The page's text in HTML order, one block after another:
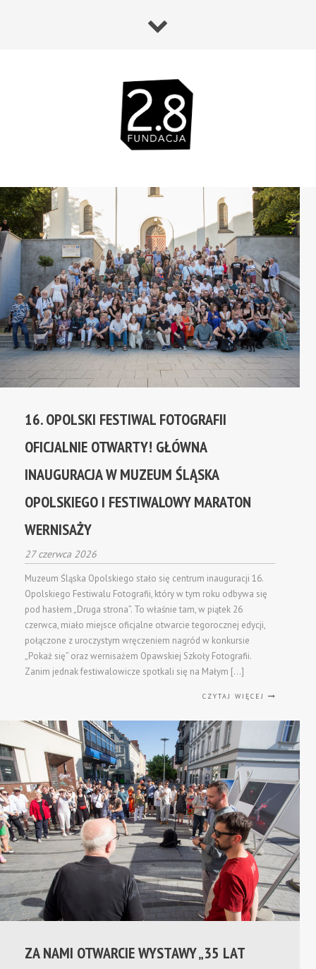
16. OPOLSKI FESTIWAL FOTOGRAFII
OFICJALNIE OTWARTY! GŁÓWNA
INAUGURACJA W MUZEUM ŚLĄSKA
OPOLSKIEGO I FESTIWALOWY MARATON
WERNISAŻY
27 czerwca 2026
Muzeum Śląska Opolskiego stało się centrum inauguracji 16.
Opolskiego Festiwalu Fotografii, który w tym roku odbywa się
pod hasłem „Druga strona”. To właśnie tam, w piątek 26
czerwca, miało miejsce oficjalne otwarcie tegorocznej edycji,
połączone z uroczystym wręczeniem nagród w konkursie
„Pokaż się” oraz wernisażem Opawskiej Szkoły Fotografii.
Zanim jednak festiwalowicze spotkali się na Małym […]
CZYTAJ WIĘCEJ
ZA NAMI OTWARCIE WYSTAWY „35 LAT